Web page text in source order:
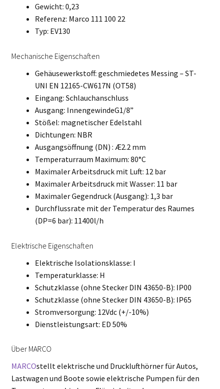
Gewicht: 0,23
Referenz: Marco 111 100 22
Typ: EV130
Mechanische Eigenschaften
Gehäusewerkstoff: geschmiedetes Messing – ST-
UNI EN 12165-CW617N (OT58)
Eingang: Schlauchanschluss
Ausgang: InnengewindeG1/8”
Stößel: magnetischer Edelstahl
Dichtungen: NBR
Ausgangsöffnung (DN) : Æ2.2 mm
Temperaturraum Maximum: 80°C
Maximaler Arbeitsdruck mit Luft: 12 bar
Maximaler Arbeitsdruck mit Wasser: 11 bar
Maximaler Gegendruck (Ausgang): 1,3 bar
Durchflussrate mit der Temperatur des Raumes
(DP=6 bar): 11400l/h
Elektrische Eigenschaften
Elektrische Isolationsklasse: I
Temperaturklasse: H
Schutzklasse (ohne Stecker DIN 43650-B): IP00
Schutzklasse (ohne Stecker DIN 43650-B): IP65
Stromversorgung: 12Vdc (+/-10%)
Dienstleistungsart: ED 50%
Über MARCO
MARCOstellt elektrische und Drucklufthörner für Autos,
Lastwagen und Boote sowie elektrische Pumpen für den